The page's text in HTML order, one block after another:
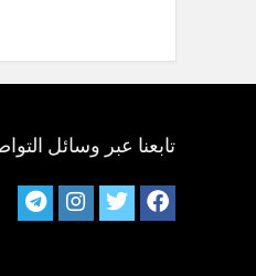
تابعنا عبر وسائل